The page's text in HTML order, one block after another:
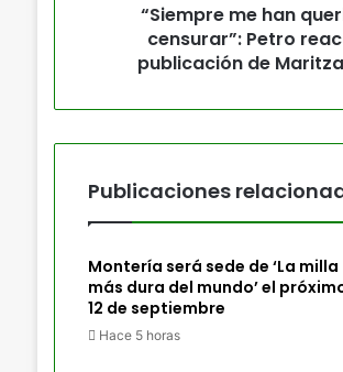
“Siempre me han
censurar”: Petro
publicación de
Publicaciones
Montería será sede de ‘La milla
más dura del mundo’ el
12 de septiembre
Hace 5 horas